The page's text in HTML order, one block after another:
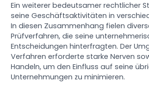
Ein weiterer bedeutsamer rechtlicher
seine Geschäftsaktivitäten in
In diesen Zusammenhang fielen
Prüfverfahren, die seine
Entscheidungen hinterfragten. Der
Verfahren erforderte starke Nerven
Handeln, um den Einfluss auf seine
Unternehmungen zu minimieren.